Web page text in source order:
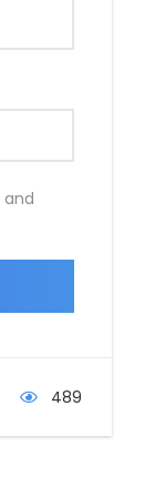
and
489